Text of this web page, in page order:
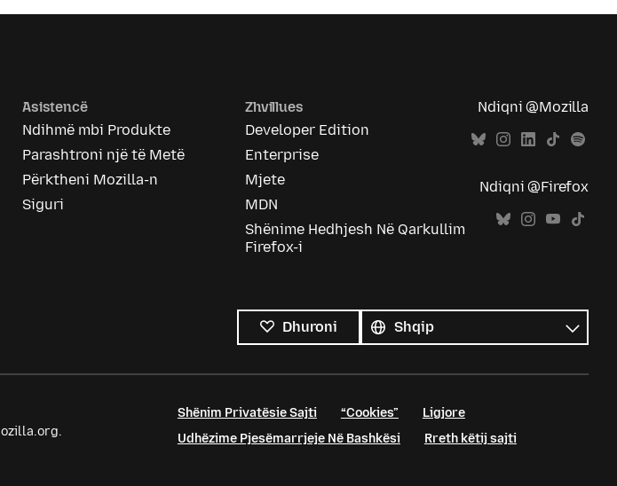
Asistencë
Ndihmë mbi Produkte
Parashtroni një të Metë
Përktheni Mozilla-n
Siguri
Zhvillues
Developer Edition
Enterprise
Mjete
MDN
Shënime Hedhjesh Në Qarkullim
Firefox-i
Ndiqni @Mozilla
Ndiqni @Firefox
Dhuroni
gjuhët
Gjuhë
Shënim Privatësie Sajti “Cookies”
Ligjore
Udhëzime Pjesëmarrjeje Në Bashkësi
Rreth këtij sajti